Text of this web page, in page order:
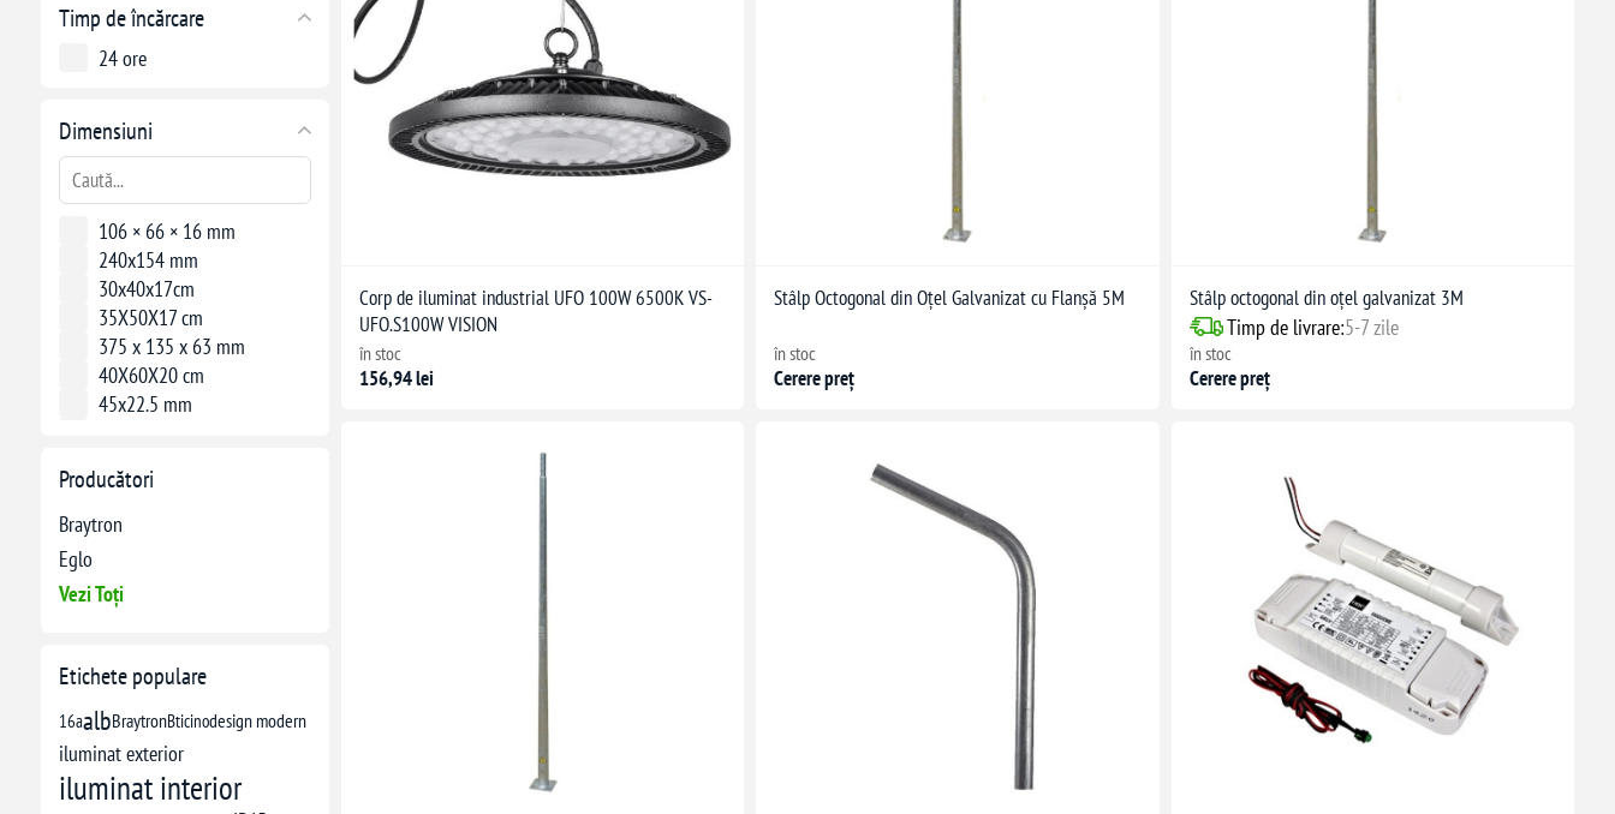
Timp de încărcare
24 ore
Dimensiuni
106 × 66 × 16 mm
240x154 mm
30x40x17cm
35X50X17 cm
375 x 135 x 63 mm
40X60X20 cm
45x22.5 mm
530x120x40 mm
57.5 x 53.4 x 90 mm
60X80X22CM
Conform standardelor pentru tablouri electrice
Ø370 x 95 mm
Producători
Braytron
Eglo
Vezi Toți
Etichete populare
16aalbBraytronBticinodesign modern
iluminat exterior
iluminat interior
Corp de iluminat industrial UFO 100W 6500K VS-
UFO.S100W VISION
în stoc
156,94 lei
Stâlp Octogonal din Oțel Galvanizat cu Flanșă 5M
în stoc
Cerere preț
Stâlp octogonal din oțel galvanizat 3M
Timp de livrare:5-7 zile
în stoc
Cerere preț